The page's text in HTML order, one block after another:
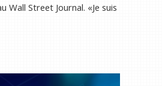
Wall Street Journal. «Je suis